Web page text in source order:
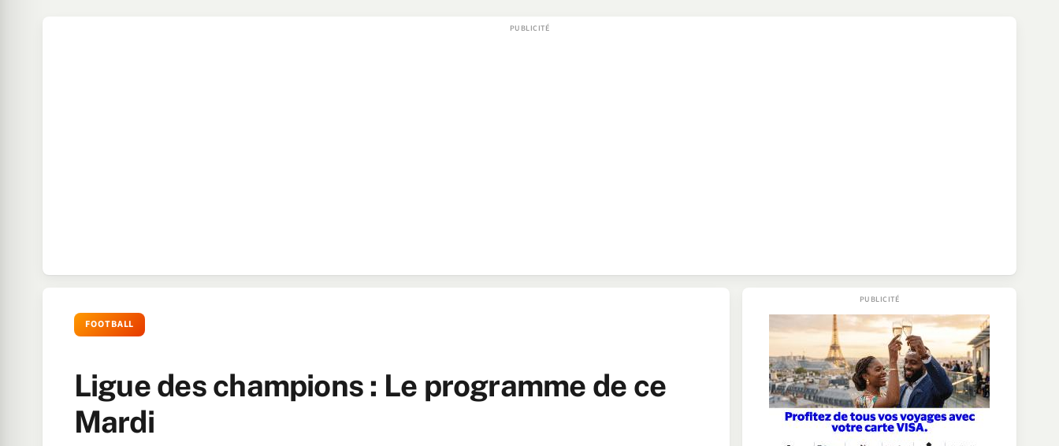
FOOTBALL
Ligue des champions : Le programme de ce
Mardi